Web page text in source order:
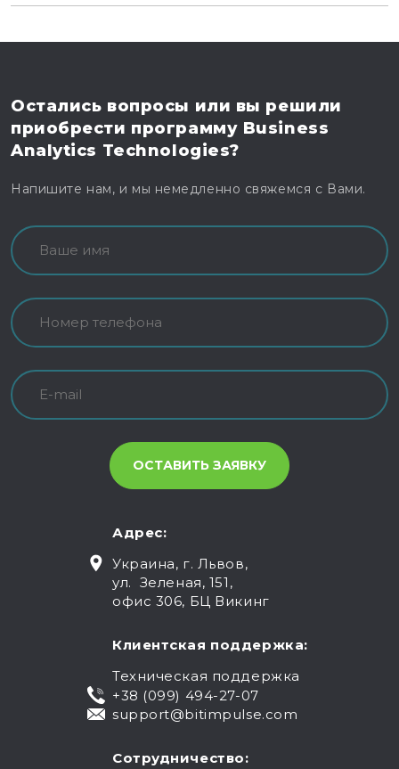
Остались вопросы или вы решили
приобрести программу Business
Analytics Technologies?
Напишите нам, и мы немедленно свяжемся с Вами.
Адрес:
Украина, г. Львов,
ул. Зеленая, 151,
офис 306, БЦ Викинг
Клиентская поддержка:
Техническая поддержка
+38 (099) 494-27-07
support@bitimpulse.com
Сотрудничество: